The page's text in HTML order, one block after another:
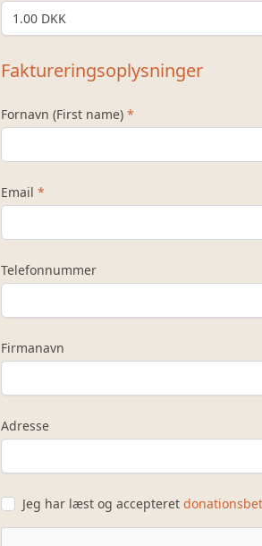
Faktureringsoplysninger
Fornavn (First name) *
Email *
Telefonnummer
Firmanavn
Adresse
Jeg har læst og accepteret